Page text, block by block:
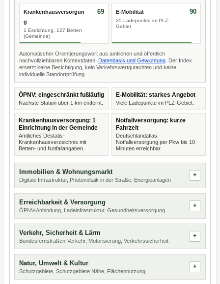
Krankenhausversorgun
g
1 Einrichtung, 127 Betten
(Gemeinde)
69 E-Mobilität
35 Ladepunkte im PLZ-
Gebiet
90
Automatischer Orientierungswert aus amtlichen und öffentlich
nachvollziehbaren Kontextdaten. Datenbasis und Gewichtung . Der Index
ersetzt keine Besichtigung, kein Verkehrswertgutachten und keine
individuelle Standortprüfung.
ÖPNV: eingeschränkt fußläufig
Nächste Station über 1 km entfernt.
E-Mobilität: starkes Angebot
Viele Ladepunkte im PLZ-Gebiet.
Krankenhausversorgung: 1
Einrichtung in der Gemeinde
Amtliches Destatis-
Krankenhausverzeichnis mit
Betten- und Notfallangaben.
Notfallversorgung: kurze
Fahrzeit
Deutschlandatlas:
Notfallversorgung per Pkw bis 10
Minuten erreichbar.
Immobilien & Wohnungsmarkt
Digitale Infrastruktur, Photovoltaik in der Straße, Energieanlagen
Erreichbarkeit & Versorgung
ÖPNV-Anbindung, Ladeinfrastruktur, Gesundheitsversorgung
Verkehr, Sicherheit & Lärm
Bundesfernstraßen-Verkehr, Motorisierung, Verkehrssicherheit
Natur, Umwelt & Kultur
Schutzgebiete, Schutzgebiete Nähe, Flächennutzung